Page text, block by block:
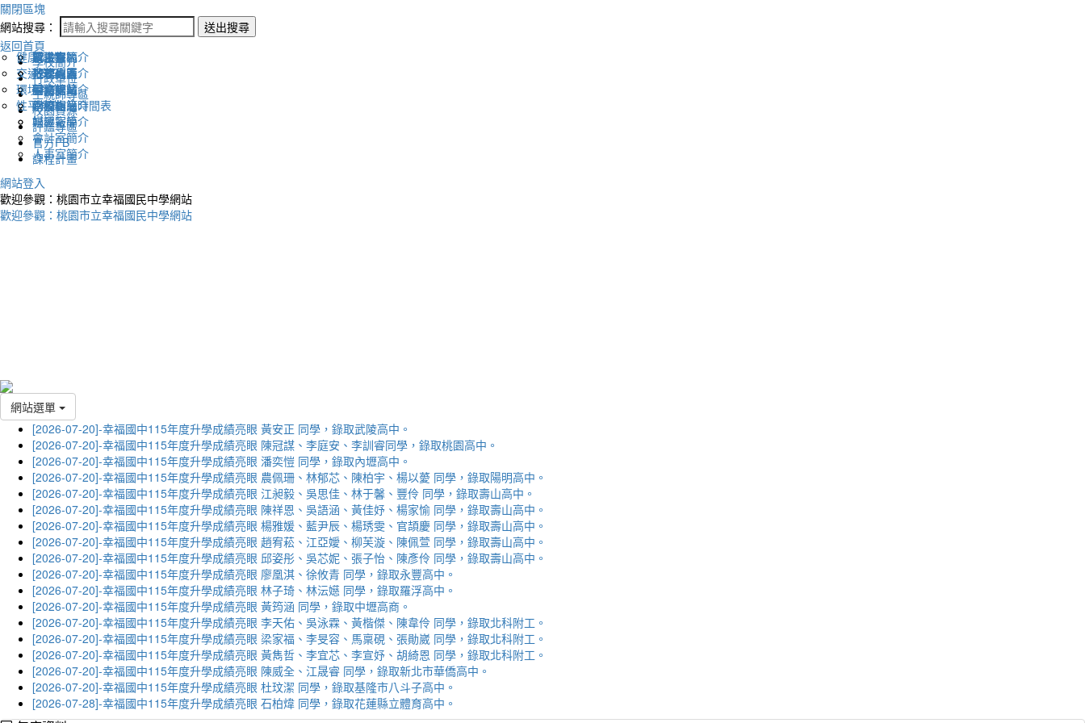
關閉區塊
網站搜尋：
送出搜尋
返回首頁
學校簡介
認識幸福
地理位置
英文網站
幸福相簿
媒體報導
行政單位
校長室簡介
教務處簡介
學務處簡介
總務處簡介
輔導室簡介
會計室簡介
人事室簡介
生親師專區
新生專區
升學專區
圖書館藏
學校作息時間表
校園資源
電子報
下載列表
評鑑專區
健康促進
交通安全
環境教育
性平教育
官方FB
課程計畫
網站登入
歡迎參觀：桃園市立幸福國民中學網站
歡迎參觀：桃園市立幸福國民中學網站
網站選單
[2026-07-20]-幸福國中115年度升學成績亮眼 黃安正 同學，錄取武陵高中。
[2026-07-20]-幸福國中115年度升學成績亮眼 陳冠謀、李庭安、李訓睿同學，錄取桃園高中。
[2026-07-20]-幸福國中115年度升學成績亮眼 潘奕愷 同學，錄取內壢高中。
[2026-07-20]-幸福國中115年度升學成績亮眼 農佩珊、林郁芯、陳柏宇、楊以薆 同學，錄取陽明高中。
[2026-07-20]-幸福國中115年度升學成績亮眼 江昶毅、吳思佳、林于馨、豐伶 同學，錄取壽山高中。
[2026-07-20]-幸福國中115年度升學成績亮眼 陳祥恩、吳語涵、黃佳妤、楊家愉 同學，錄取壽山高中。
[2026-07-20]-幸福國中115年度升學成績亮眼 楊雅媛、藍尹辰、楊琇雯、官頡慶 同學，錄取壽山高中。
[2026-07-20]-幸福國中115年度升學成績亮眼 趙宥菘、江亞嬡、柳芙漩、陳佩萱 同學，錄取壽山高中。
[2026-07-20]-幸福國中115年度升學成績亮眼 邱姿彤、吳芯妮、張子怡、陳彥伶 同學，錄取壽山高中。
[2026-07-20]-幸福國中115年度升學成績亮眼 廖凰淇、徐攸青 同學，錄取永豐高中。
[2026-07-20]-幸福國中115年度升學成績亮眼 林子琦、林沄嬨 同學，錄取羅浮高中。
[2026-07-20]-幸福國中115年度升學成績亮眼 黃筠涵 同學，錄取中壢高商。
[2026-07-20]-幸福國中115年度升學成績亮眼 李天佑、吳泳霖、黃楷傑、陳韋伶 同學，錄取北科附工。
[2026-07-20]-幸福國中115年度升學成績亮眼 梁家福、李旻容、馬稟硯、張勛崴 同學，錄取北科附工。
[2026-07-20]-幸福國中115年度升學成績亮眼 黃雋哲、李宜芯、李宣妤、胡綺恩 同學，錄取北科附工。
[2026-07-20]-幸福國中115年度升學成績亮眼 陳威全、江晟睿 同學，錄取新北市華僑高中。
[2026-07-20]-幸福國中115年度升學成績亮眼 杜玟潔 同學，錄取基隆市八斗子高中。
[2026-07-28]-幸福國中115年度升學成績亮眼 石柏煒 同學，錄取花蓮縣立體育高中。